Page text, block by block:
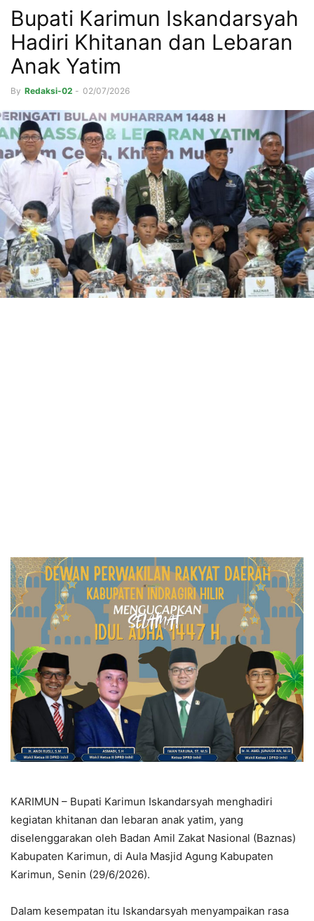
Bupati Karimun Iskandarsyah
Hadiri Khitanan dan Lebaran
Anak Yatim
By Redaksi-02 - 02/07/2026
KARIMUN – Bupati Karimun Iskandarsyah menghadiri
kegiatan khitanan dan lebaran anak yatim, yang
diselenggarakan oleh Badan Amil Zakat Nasional (Baznas)
Kabupaten Karimun, di Aula Masjid Agung Kabupaten
Karimun, Senin (29/6/2026).
Dalam kesempatan itu Iskandarsyah menyampaikan rasa